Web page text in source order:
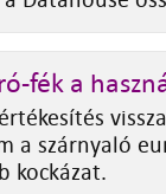
fék a
a szárnyaló
kockázat.